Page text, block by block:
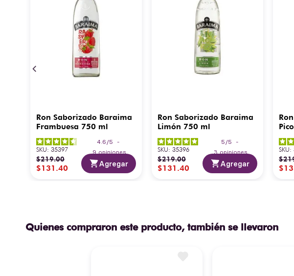
Ron Saborizado Baraima
Frambuesa 750 ml
4.6 /5
-
9 opiniones
SKU: 35397
$219.00
$131 .40 Agregar
Ron Saborizado Baraima
Limón 750 ml
5 /5
-
3 opiniones
SKU: 35396
$219.00
$131 .40 Agregar
SKU:
$
$
Quienes compraron este producto, también se llevaron